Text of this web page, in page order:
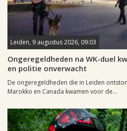
Leiden, 9 augustus 2026, 09:03
Ongeregeldheden na WK-duel
en politie onverwacht
De ongeregeldheden die in Leiden
Marokko en Canada kwamen voor de...